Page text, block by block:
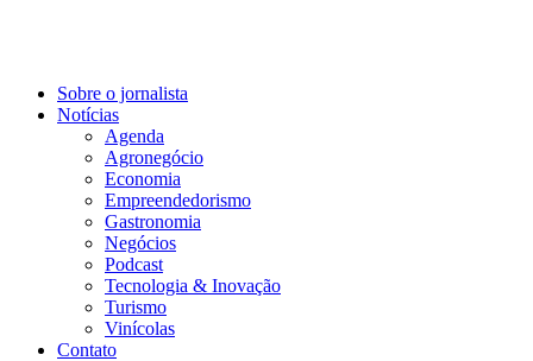
Sobre o jornalista
Notícias
Agenda
Agronegócio
Economia
Empreendedorismo
Gastronomia
Negócios
Podcast
Tecnologia & Inovação
Turismo
Vinícolas
Contato